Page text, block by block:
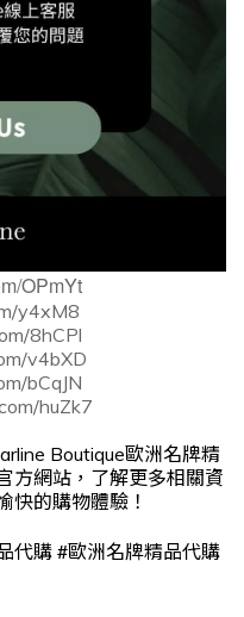
OPmYt
y4xM8
8hCPl
v4bXD
bCqJN
huZk7
Boutique歐洲名牌精
方網站，了解更多相關資
快的購物體驗！
代購 #歐洲名牌精品代購